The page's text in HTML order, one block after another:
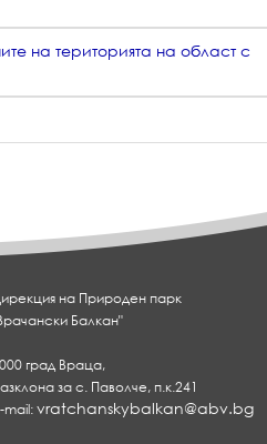
на територията на област с
на Природен парк
Балкан"
град Враца,
за с. Паволче, п.к.241
mail:vratchanskybalkan@abv.bg